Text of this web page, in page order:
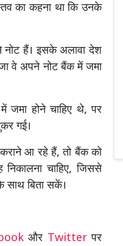
का कहना था कि उनके
नोट हैं। इसके अलावा देश
वे अपने नोट बैंक में जमा
जमा होने चाहिए थे, पर
गई।
आ रहे हैं, तो बैंक को
चाहिए, जिससे
साथ बिता सकें।
और Twitterपर